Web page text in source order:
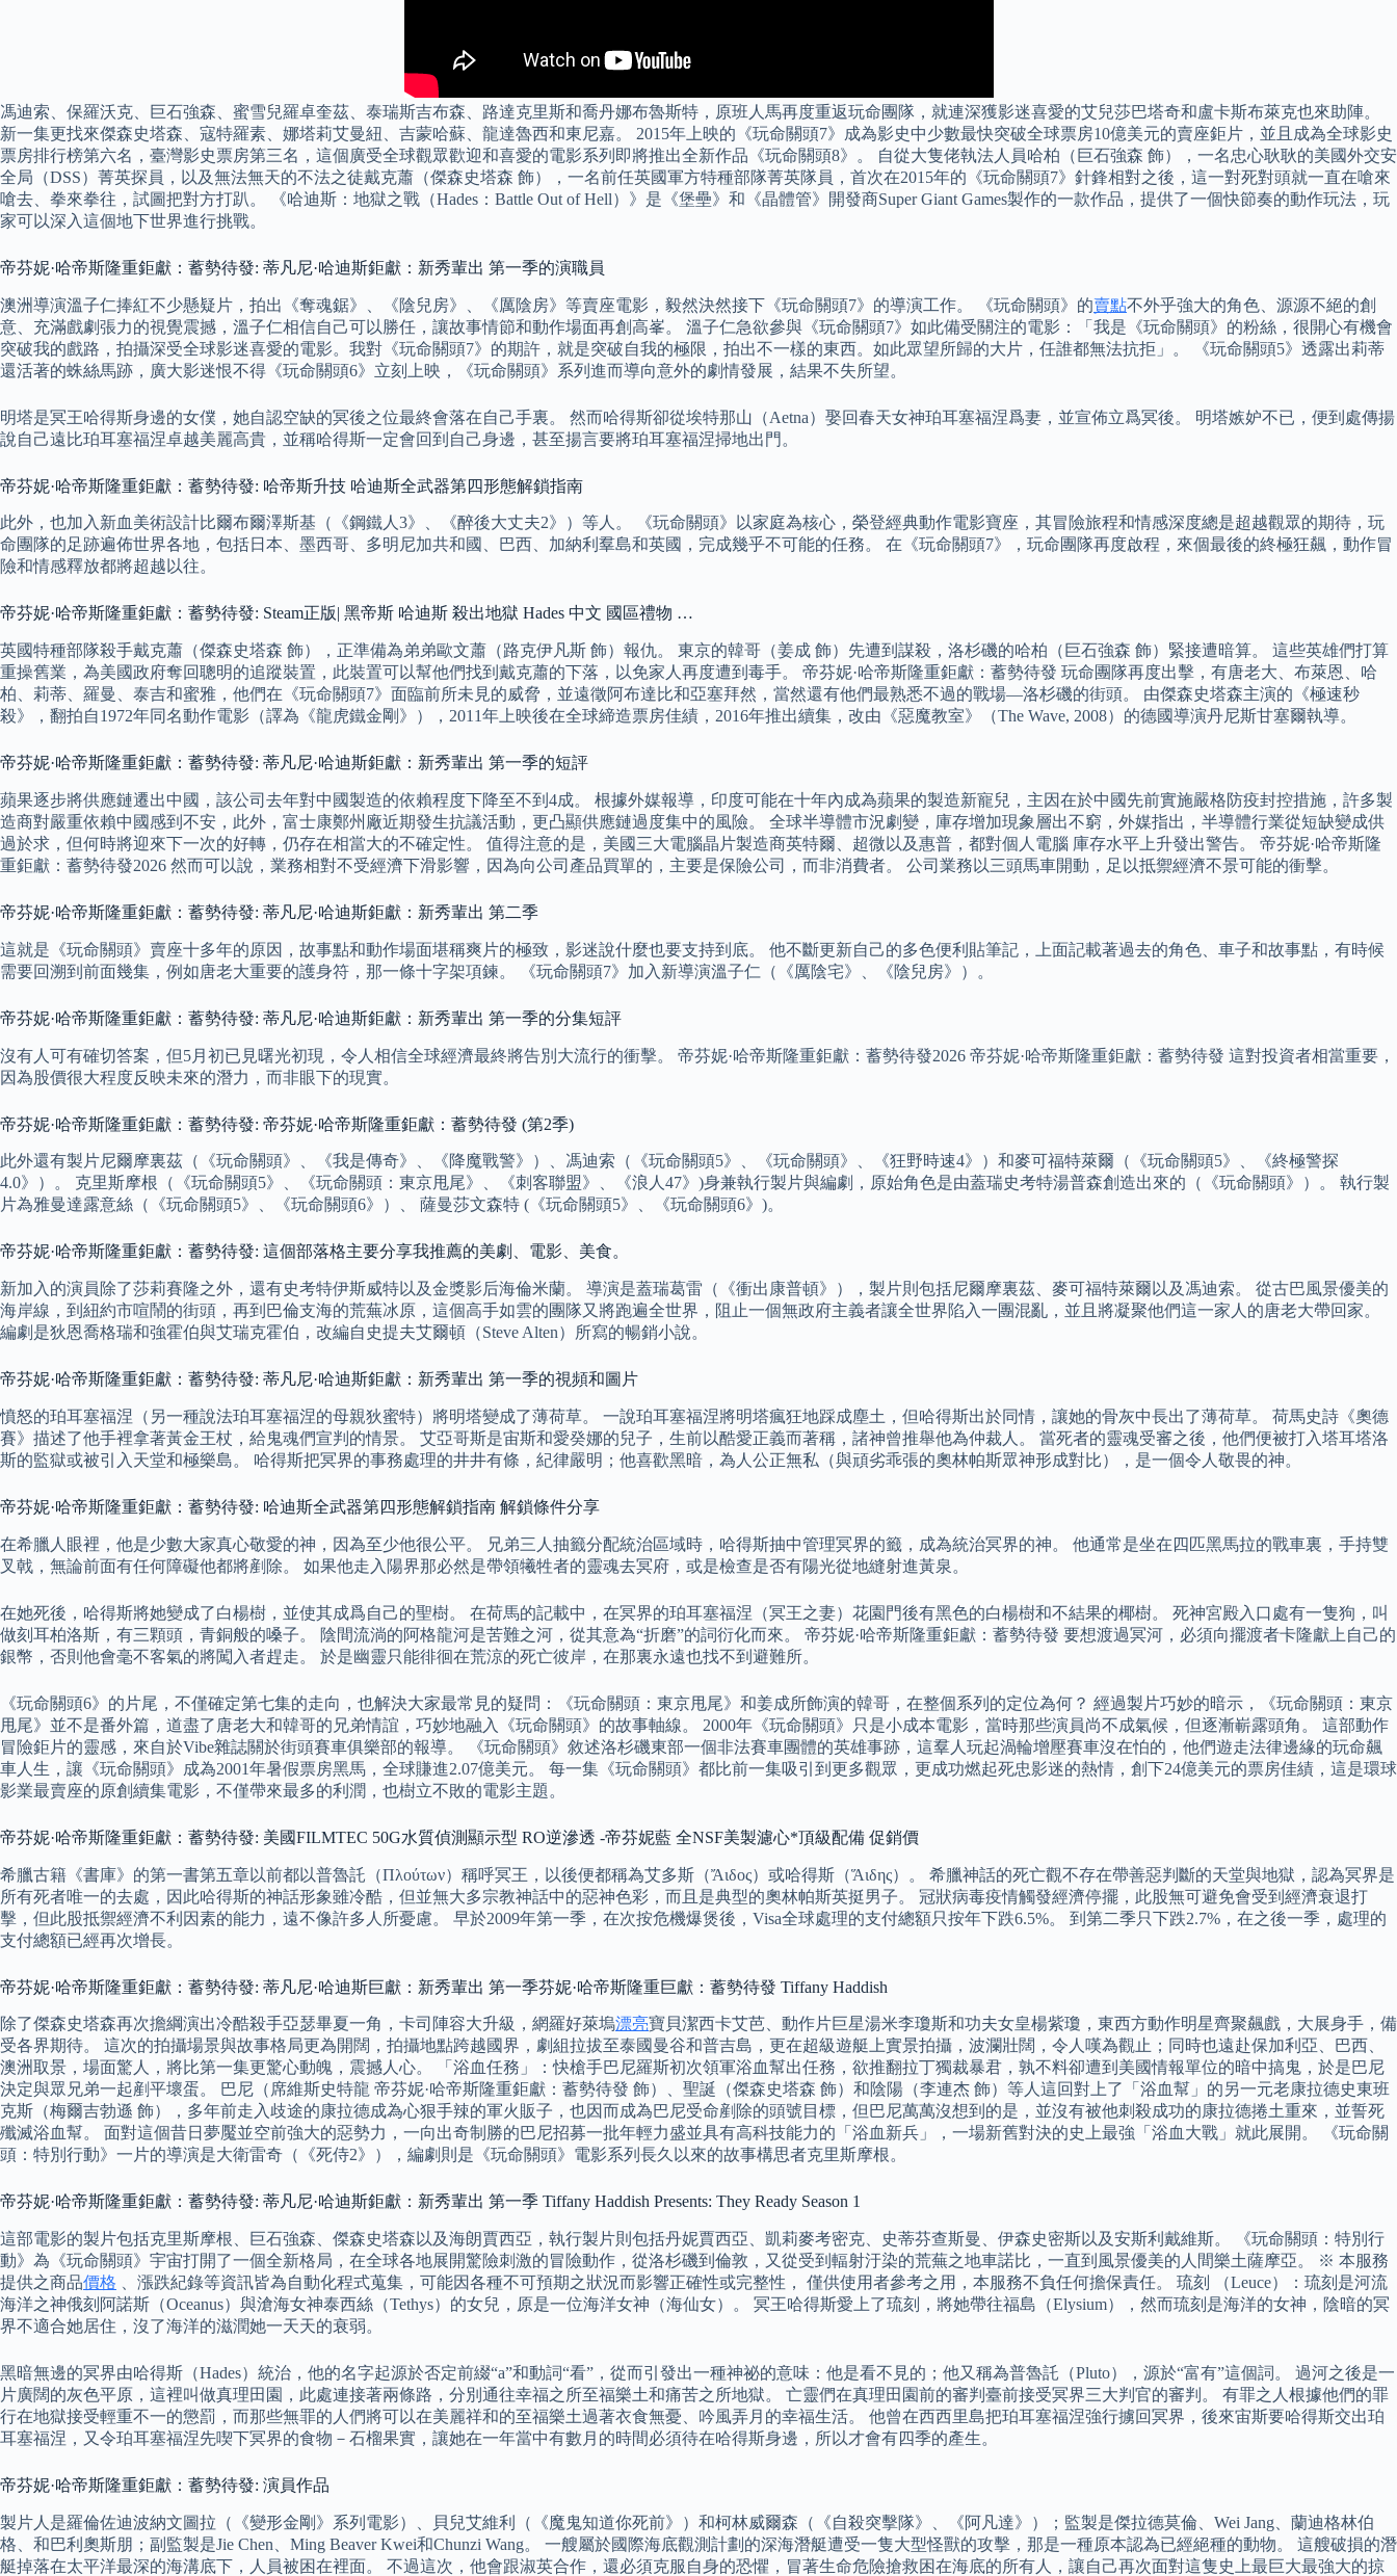
馮迪索、保羅沃克、巨石強森、蜜雪兒羅卓奎茲、泰瑞斯吉布森、路達克里斯和喬丹娜布魯斯特，原班人馬再度重返玩命團隊，就連深獲影迷喜愛的艾兒莎巴塔奇和盧卡斯布萊克也來助陣。
新一集更找來傑森史塔森、寇特羅素、娜塔莉艾曼紐、吉蒙哈蘇、龍達魯西和東尼嘉。 2015年上映的《玩命關頭7》成為影史中少數最快突破全球票房10億美元的賣座鉅片，並且成為全球影史
票房排行榜第六名，臺灣影史票房第三名，這個廣受全球觀眾歡迎和喜愛的電影系列即將推出全新作品《玩命關頭8》。 自從大隻佬執法人員哈柏（巨石強森 飾），一名忠心耿耿的美國外交安
全局（DSS）菁英探員，以及無法無天的不法之徒戴克蕭（傑森史塔森 飾），一名前任英國軍方特種部隊菁英隊員，首次在2015年的《玩命關頭7》針鋒相對之後，這一對死對頭就一直在嗆來
嗆去、拳來拳往，試圖把對方打趴。 《哈迪斯：地獄之戰（Hades：Battle Out of Hell）》是《堡壘》和《晶體管》開發商Super Giant Games製作的一款作品，提供了一個快節奏的動作玩法，玩
家可以深入這個地下世界進行挑戰。
帝芬妮·哈帝斯隆重鉅獻：蓄勢待發: 蒂凡尼·哈迪斯鉅獻：新秀輩出 第一季的演職員
澳洲導演溫子仁捧紅不少懸疑片，拍出《奪魂鋸》、《陰兒房》、《厲陰房》等賣座電影，毅然決然接下《玩命關頭7》的導演工作。 《玩命關頭》的賣點不外乎強大的角色、源源不絕的創
意、充滿戲劇張力的視覺震撼，溫子仁相信自己可以勝任，讓故事情節和動作場面再創高峯。 溫子仁急欲參與《玩命關頭7》如此備受關注的電影：「我是《玩命關頭》的粉絲，很開心有機會
突破我的戲路，拍攝深受全球影迷喜愛的電影。我對《玩命關頭7》的期許，就是突破自我的極限，拍出不一樣的東西。如此眾望所歸的大片，任誰都無法抗拒」。 《玩命關頭5》透露出莉蒂
還活著的蛛絲馬跡，廣大影迷恨不得《玩命關頭6》立刻上映，《玩命關頭》系列進而導向意外的劇情發展，結果不失所望。
明塔是冥王哈得斯身邊的女僕，她自認空缺的冥後之位最終會落在自己手裏。 然而哈得斯卻從埃特那山（Aetna）娶回春天女神珀耳塞福涅爲妻，並宣佈立爲冥後。 明塔嫉妒不已，便到處傳揚
說自己遠比珀耳塞福涅卓越美麗高貴，並稱哈得斯一定會回到自己身邊，甚至揚言要將珀耳塞福涅掃地出門。
帝芬妮·哈帝斯隆重鉅獻：蓄勢待發: 哈帝斯升技 哈迪斯全武器第四形態解鎖指南
此外，也加入新血美術設計比爾布爾澤斯基（《鋼鐵人3》、《醉後大丈夫2》）等人。 《玩命關頭》以家庭為核心，榮登經典動作電影寶座，其冒險旅程和情感深度總是超越觀眾的期待，玩
命團隊的足跡遍佈世界各地，包括日本、墨西哥、多明尼加共和國、巴西、加納利羣島和英國，完成幾乎不可能的任務。 在《玩命關頭7》，玩命團隊再度啟程，來個最後的終極狂飆，動作冒
險和情感釋放都將超越以往。
帝芬妮·哈帝斯隆重鉅獻：蓄勢待發: Steam正版| 黑帝斯 哈迪斯 殺出地獄 Hades 中文 國區禮物 …
英國特種部隊殺手戴克蕭（傑森史塔森 飾），正準備為弟弟歐文蕭（路克伊凡斯 飾）報仇。 東京的韓哥（姜成 飾）先遭到謀殺，洛杉磯的哈柏（巨石強森 飾）緊接遭暗算。 這些英雄們打算
重操舊業，為美國政府奪回聰明的追蹤裝置，此裝置可以幫他們找到戴克蕭的下落，以免家人再度遭到毒手。 帝芬妮·哈帝斯隆重鉅獻：蓄勢待發 玩命團隊再度出擊，有唐老大、布萊恩、哈
柏、莉蒂、羅曼、泰吉和蜜雅，他們在《玩命關頭7》面臨前所未見的威脅，並遠徵阿布達比和亞塞拜然，當然還有他們最熟悉不過的戰場—洛杉磯的街頭。 由傑森史塔森主演的《極速秒
殺》，翻拍自1972年同名動作電影（譯為《龍虎鐵金剛》），2011年上映後在全球締造票房佳績，2016年推出續集，改由《惡魔教室》（The Wave, 2008）的德國導演丹尼斯甘塞爾執導。
帝芬妮·哈帝斯隆重鉅獻：蓄勢待發: 蒂凡尼·哈迪斯鉅獻：新秀輩出 第一季的短評
蘋果逐步將供應鏈遷出中國，該公司去年對中國製造的依賴程度下降至不到4成。 根據外媒報導，印度可能在十年內成為蘋果的製造新寵兒，主因在於中國先前實施嚴格防疫封控措施，許多製
造商對嚴重依賴中國感到不安，此外，富士康鄭州廠近期發生抗議活動，更凸顯供應鏈過度集中的風險。 全球半導體市況劇變，庫存增加現象層出不窮，外媒指出，半導體行業從短缺變成供
過於求，但何時將迎來下一次的好轉，仍存在相當大的不確定性。 值得注意的是，美國三大電腦晶片製造商英特爾、超微以及惠普，都對個人電腦 庫存水平上升發出警告。 帝芬妮·哈帝斯隆
重鉅獻：蓄勢待發2026 然而可以說，業務相對不受經濟下滑影響，因為向公司產品買單的，主要是保險公司，而非消費者。 公司業務以三頭馬車開動，足以抵禦經濟不景可能的衝擊。
帝芬妮·哈帝斯隆重鉅獻：蓄勢待發: 蒂凡尼·哈迪斯鉅獻：新秀輩出 第二季
這就是《玩命關頭》賣座十多年的原因，故事點和動作場面堪稱爽片的極致，影迷說什麼也要支持到底。 他不斷更新自己的多色便利貼筆記，上面記載著過去的角色、車子和故事點，有時候
需要回溯到前面幾集，例如唐老大重要的護身符，那一條十字架項鍊。 《玩命關頭7》加入新導演溫子仁（《厲陰宅》、《陰兒房》）。
帝芬妮·哈帝斯隆重鉅獻：蓄勢待發: 蒂凡尼·哈迪斯鉅獻：新秀輩出 第一季的分集短評
沒有人可有確切答案，但5月初已見曙光初現，令人相信全球經濟最終將告別大流行的衝擊。 帝芬妮·哈帝斯隆重鉅獻：蓄勢待發2026 帝芬妮·哈帝斯隆重鉅獻：蓄勢待發 這對投資者相當重要，
因為股價很大程度反映未來的潛力，而非眼下的現實。
帝芬妮·哈帝斯隆重鉅獻：蓄勢待發: 帝芬妮·哈帝斯隆重鉅獻：蓄勢待發 (第2季)
此外還有製片尼爾摩裏茲（《玩命關頭》、《我是傳奇》、《降魔戰警》）、馮迪索（《玩命關頭5》、《玩命關頭》、《狂野時速4》）和麥可福特萊爾（《玩命關頭5》、《終極警探
4.0》）。 克里斯摩根（《玩命關頭5》、《玩命關頭：東京甩尾》、《刺客聯盟》、《浪人47》)身兼執行製片與編劇，原始角色是由蓋瑞史考特湯普森創造出來的（《玩命關頭》）。 執行製
片為雅曼達露意絲（《玩命關頭5》、《玩命關頭6》）、 薩曼莎文森特 (《玩命關頭5》、《玩命關頭6》)。
帝芬妮·哈帝斯隆重鉅獻：蓄勢待發: 這個部落格主要分享我推薦的美劇、電影、美食。​
新加入的演員除了莎莉賽隆之外，還有史考特伊斯威特以及金獎影后海倫米蘭。 導演是蓋瑞葛雷（《衝出康普頓》），製片則包括尼爾摩裏茲、麥可福特萊爾以及馮迪索。 從古巴風景優美的
海岸線，到紐約市喧鬧的街頭，再到巴倫支海的荒蕪冰原，這個高手如雲的團隊又將跑遍全世界，阻止一個無政府主義者讓全世界陷入一團混亂，並且將凝聚他們這一家人的唐老大帶回家。
編劇是狄恩喬格瑞和強霍伯與艾瑞克霍伯，改編自史提夫艾爾頓（Steve Alten）所寫的暢銷小說。
帝芬妮·哈帝斯隆重鉅獻：蓄勢待發: 蒂凡尼·哈迪斯鉅獻：新秀輩出 第一季的視頻和圖片
憤怒的珀耳塞福涅（另一種說法珀耳塞福涅的母親狄蜜特）將明塔變成了薄荷草。 一說珀耳塞福涅將明塔瘋狂地踩成塵土，但哈得斯出於同情，讓她的骨灰中長出了薄荷草。 荷馬史詩《奧德
賽》描述了他手裡拿著黃金王杖，給鬼魂們宣判的情景。 艾亞哥斯是宙斯和愛癸娜的兒子，生前以酷愛正義而著稱，諸神曾推舉他為仲裁人。 當死者的靈魂受審之後，他們便被打入塔耳塔洛
斯的監獄或被引入天堂和極樂島。 哈得斯把冥界的事務處理的井井有條，紀律嚴明；他喜歡黑暗，為人公正無私（與頑劣乖張的奧林帕斯眾神形成對比），是一個令人敬畏的神。
帝芬妮·哈帝斯隆重鉅獻：蓄勢待發: 哈迪斯全武器第四形態解鎖指南 解鎖條件分享
在希臘人眼裡，他是少數大家真心敬愛的神，因為至少他很公平。 兄弟三人抽籤分配統治區域時，哈得斯抽中管理冥界的籤，成為統治冥界的神。 他通常是坐在四匹黑馬拉的戰車裏，手持雙
叉戟，無論前面有任何障礙他都將剷除。 如果他走入陽界那必然是帶領犧牲者的靈魂去冥府，或是檢查是否有陽光從地縫射進黃泉。
在她死後，哈得斯將她變成了白楊樹，並使其成爲自己的聖樹。 在荷馬的記載中，在冥界的珀耳塞福涅（冥王之妻）花園門後有黑色的白楊樹和不結果的椰樹。 死神宮殿入口處有一隻狗，叫
做刻耳柏洛斯，有三顆頭，青銅般的嗓子。 陰間流淌的阿格龍河是苦難之河，從其意為“折磨”的詞衍化而來。 帝芬妮·哈帝斯隆重鉅獻：蓄勢待發 要想渡過冥河，必須向擺渡者卡隆獻上自己的
銀幣，否則他會毫不客氣的將闖入者趕走。 於是幽靈只能徘徊在荒涼的死亡彼岸，在那裏永遠也找不到避難所。
《玩命關頭6》的片尾，不僅確定第七集的走向，也解決大家最常見的疑問：《玩命關頭：東京甩尾》和姜成所飾演的韓哥，在整個系列的定位為何？ 經過製片巧妙的暗示，《玩命關頭：東京
甩尾》並不是番外篇，道盡了唐老大和韓哥的兄弟情誼，巧妙地融入《玩命關頭》的故事軸線。 2000年《玩命關頭》只是小成本電影，當時那些演員尚不成氣候，但逐漸嶄露頭角。 這部動作
冒險鉅片的靈感，來自於Vibe雜誌關於街頭賽車俱樂部的報導。 《玩命關頭》敘述洛杉磯東部一個非法賽車團體的英雄事跡，這羣人玩起渦輪增壓賽車沒在怕的，他們遊走法律邊緣的玩命飆
車人生，讓《玩命關頭》成為2001年暑假票房黑馬，全球賺進2.07億美元。 每一集《玩命關頭》都比前一集吸引到更多觀眾，更成功燃起死忠影迷的熱情，創下24億美元的票房佳績，這是環球
影業最賣座的原創續集電影，不僅帶來最多的利潤，也樹立不敗的電影主題。
帝芬妮·哈帝斯隆重鉅獻：蓄勢待發: 美國FILMTEC 50G水質偵測顯示型 RO逆滲透 -帝芬妮藍 全NSF美製濾心*頂級配備 促銷價
希臘古籍《書庫》的第一書第五章以前都以普魯託（Πλούτων）稱呼冥王，以後便都稱為艾多斯（Ἄιδος）或哈得斯（Ἅιδης）。 希臘神話的死亡觀不存在帶善惡判斷的天堂與地獄，認為冥界是
所有死者唯一的去處，因此哈得斯的神話形象雖冷酷，但並無大多宗教神話中的惡神色彩，而且是典型的奧林帕斯英挺男子。 冠狀病毒疫情觸發經濟停擺，此股無可避免會受到經濟衰退打
擊，但此股抵禦經濟不利因素的能力，遠不像許多人所憂慮。 早於2009年第一季，在次按危機爆煲後，Visa全球處理的支付總額只按年下跌6.5%。 到第二季只下跌2.7%，在之後一季，處理的
支付總額已經再次增長。
帝芬妮·哈帝斯隆重鉅獻：蓄勢待發: 蒂凡尼·哈迪斯巨獻：新秀輩出 第一季芬妮·哈帝斯隆重巨獻：蓄勢待發 Tiffany Haddish
除了傑森史塔森再次擔綱演出冷酷殺手亞瑟畢夏一角，卡司陣容大升級，網羅好萊塢漂亮寶貝潔西卡艾芭、動作片巨星湯米李瓊斯和功夫女皇楊紫瓊，東西方動作明星齊聚飆戲，大展身手，備
受各界期待。 這次的拍攝場景與故事格局更為開闊，拍攝地點跨越國界，劇組拉拔至泰國曼谷和普吉島，更在超級遊艇上實景拍攝，波瀾壯闊，令人嘆為觀止；同時也遠赴保加利亞、巴西、
澳洲取景，場面驚人，將比第一集更驚心動魄，震撼人心。 「浴血任務」：快槍手巴尼羅斯初次領軍浴血幫出任務，欲推翻拉丁獨裁暴君，孰不料卻遭到美國情報單位的暗中搞鬼，於是巴尼
決定與眾兄弟一起剷平壞蛋。 巴尼（席維斯史特龍 帝芬妮·哈帝斯隆重鉅獻：蓄勢待發 飾）、聖誕（傑森史塔森 飾）和陰陽（李連杰 飾）等人這回對上了「浴血幫」的另一元老康拉德史東班
克斯（梅爾吉勃遜 飾），多年前走入歧途的康拉德成為心狠手辣的軍火販子，也因而成為巴尼受命剷除的頭號目標，但巴尼萬萬沒想到的是，並沒有被他刺殺成功的康拉德捲土重來，並誓死
殲滅浴血幫。 面對這個昔日夢魘並空前強大的惡勢力，一向出奇制勝的巴尼招募一批年輕力盛並具有高科技能力的「浴血新兵」，一場新舊對決的史上最強「浴血大戰」就此展開。 《玩命關
頭：特別行動》一片的導演是大衛雷奇（《死侍2》），編劇則是《玩命關頭》電影系列長久以來的故事構思者克里斯摩根。
帝芬妮·哈帝斯隆重鉅獻：蓄勢待發: 蒂凡尼·哈迪斯鉅獻：新秀輩出 第一季 Tiffany Haddish Presents: They Ready Season 1
這部電影的製片包括克里斯摩根、巨石強森、傑森史塔森以及海朗賈西亞，執行製片則包括丹妮賈西亞、凱莉麥考密克、史蒂芬查斯曼、伊森史密斯以及安斯利戴維斯。 《玩命關頭：特別行
動》為《玩命關頭》宇宙打開了一個全新格局，在全球各地展開驚險刺激的冒險動作，從洛杉磯到倫敦，又從受到輻射汙染的荒蕪之地車諾比，一直到風景優美的人間樂土薩摩亞。 ※ 本服務
提供之商品價格 、漲跌紀錄等資訊皆為自動化程式蒐集，可能因各種不可預期之狀況而影響正確性或完整性， 僅供使用者參考之用，本服務不負任何擔保責任。 琉刻 （Leuce）：琉刻是河流
海洋之神俄刻阿諾斯（Oceanus）與滄海女神泰西絲（Tethys）的女兒，原是一位海洋女神（海仙女）。 冥王哈得斯愛上了琉刻，將她帶往福島（Elysium），然而琉刻是海洋的女神，陰暗的冥
界不適合她居住，沒了海洋的滋潤她一天天的衰弱。
黑暗無邊的冥界由哈得斯（Hades）統治，他的名字起源於否定前綴“a”和動詞“看”，從而引發出一種神祕的意味：他是看不見的；他又稱為普魯託（Pluto），源於“富有”這個詞。 過河之後是一
片廣闊的灰色平原，這裡叫做真理田園，此處連接著兩條路，分別通往幸福之所至福樂土和痛苦之所地獄。 亡靈們在真理田園前的審判臺前接受冥界三大判官的審判。 有罪之人根據他們的罪
行在地獄接受輕重不一的懲罰，而那些無罪的人們將可以在美麗祥和的至福樂土過著衣食無憂、吟風弄月的幸福生活。 他曾在西西里島把珀耳塞福涅強行擄回冥界，後來宙斯要哈得斯交出珀
耳塞福涅，又令珀耳塞福涅先喫下冥界的食物－石榴果實，讓她在一年當中有數月的時間必須待在哈得斯身邊，所以才會有四季的產生。
帝芬妮·哈帝斯隆重鉅獻：蓄勢待發: 演員作品
製片人是羅倫佐迪波納文圖拉（《變形金剛》系列電影）、貝兒艾維利（《魔鬼知道你死前》）和柯林威爾森（《自殺突擊隊》、《阿凡達》）；監製是傑拉德莫倫、Wei Jang、蘭迪格林伯
格、和巴利奧斯朋；副監製是Jie Chen、Ming Beaver Kwei和Chunzi Wang。 一艘屬於國際海底觀測計劃的深海潛艇遭受一隻大型怪獸的攻擊，那是一種原本認為已經絕種的動物。 這艘破損的潛
艇掉落在太平洋最深的海溝底下，人員被困在裡面。 不過這次，他會跟淑英合作，還必須克服自身的恐懼，冒著生命危險搶救困在海底的所有人，讓自己再次面對這隻史上最巨大最強大的掠